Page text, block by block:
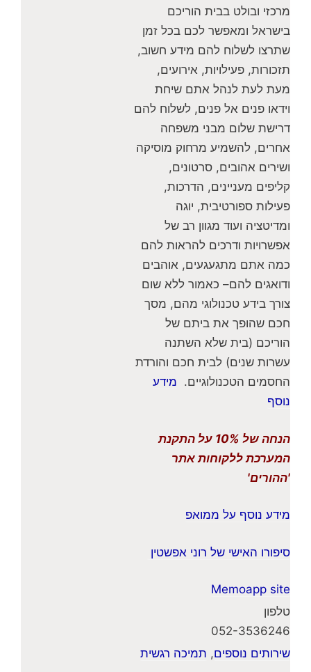
מרכזי ובולט בבית הוריכם
בישראל ומאפשר לכם בכל זמן
שתרצו לשלוח להם מידע חשוב,
תזכורות, פעילויות, אירועים,
מעת לעת לנהל אתם שיחת
וידאו פנים אל פנים, לשלוח להם
דרישת שלום מבני משפחה
אחרים, להשמיע מרחוק מוסיקה
ושירים אהובים, סרטונים,
קליפים מעניינים, הדרכות,
פעילות ספורטיבית, יוגה
ומדיטציה ועוד מגוון רב של
אפשרויות ודרכים להראות להם
כמה אתם מתגעגעים, אוהבים
ודואגים להם– כאמור ללא שום
צורך בידע טכנולוגי מהם, מסך
חכם שהופך את ביתם של
הוריכם (בית שלא השתנה
עשרות שנים) לבית חכם והורדת
החסמים הטכנולוגיים. מידע
נוסף
הנחה של 10% על התקנת
המערכת ללקוחות אתר
'ההורים'
מידע נוסף על ממואפ
סיפורו האישי של רוני אפשטין
Memoapp site
טלפון
052-3536246
שירותים נוספים, תמיכה רגשית